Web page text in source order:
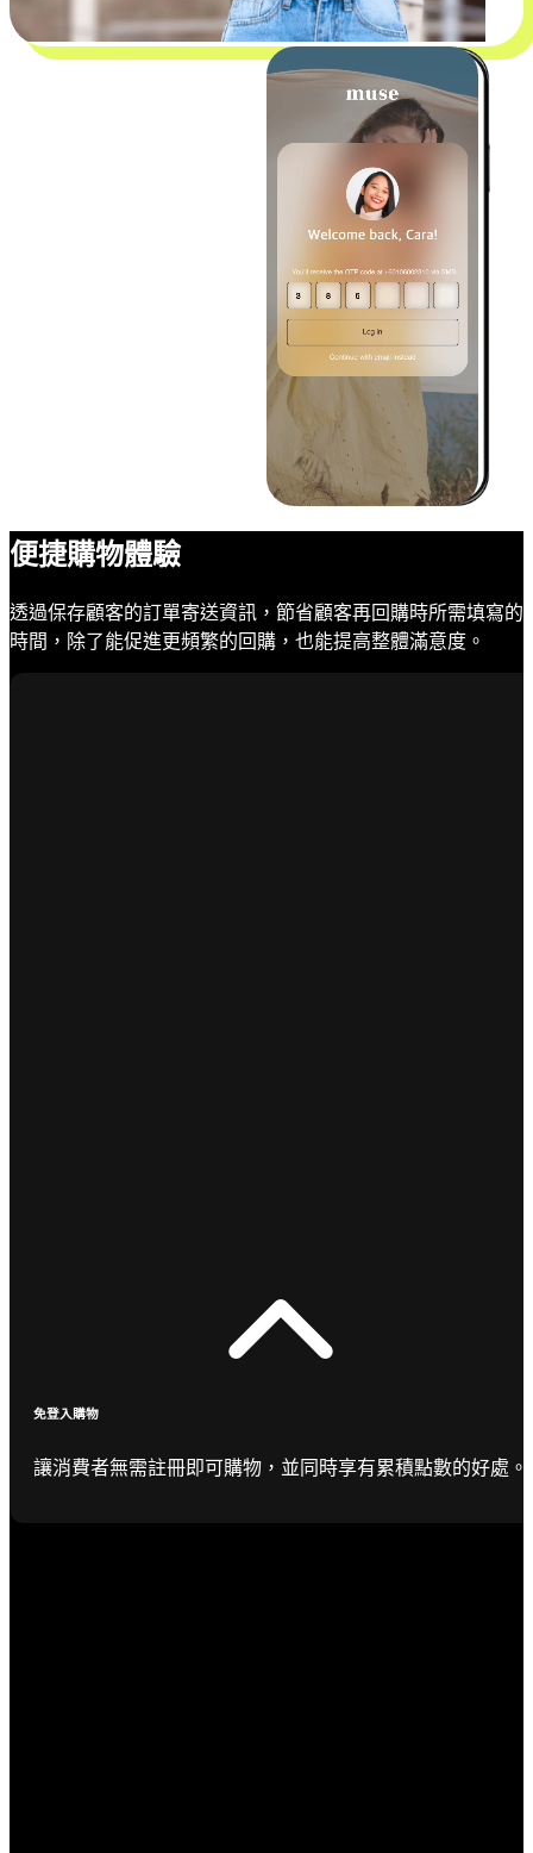
便捷購物體驗
透過保存顧客的訂單寄送資訊，節省顧客再回購時所需填寫的
時間，除了能促進更頻繁的回購，也能提高整體滿意度。
免登入購物
讓消費者無需註冊即可購物，並同時享有累積點數的好處。